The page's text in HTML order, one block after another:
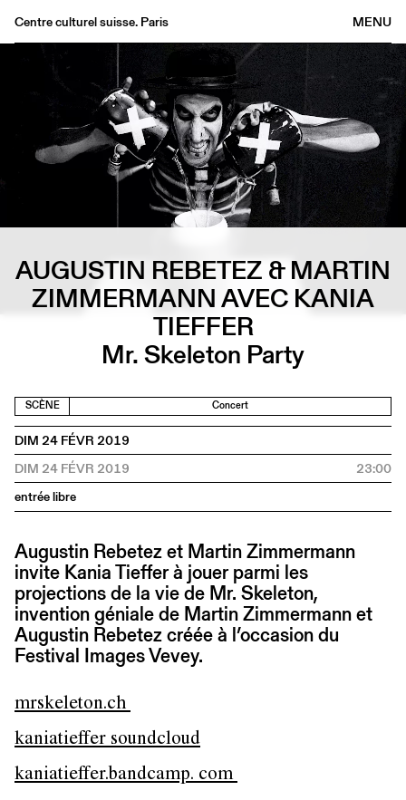
MENU
Centre culturel suisse. Paris
Buvette
Archives
Informations
FR / EN
AUGUSTIN REBETEZ & MARTIN
ZIMMERMANN AVEC KANIA
TIEFFER
Mr. Skeleton Party
SCÈNE Concert
DIM 24 FÉVR 2019
DIM 24 FÉVR 2019
23:00
entrée libre
Augustin Rebetez et Martin Zimmermann
invite Kania Tieffer à jouer parmi les
projections de la vie de Mr. Skeleton,
invention géniale de Martin Zimmermann et
Augustin Rebetez créée à l’occasion du
Festival Images Vevey.
mrskeleton.ch
kaniatieffer soundcloud
kaniatieffer.bandcamp. com